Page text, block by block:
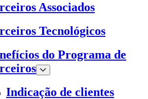
Associados
Tecnológicos
do Programa de
Indicação de clientes